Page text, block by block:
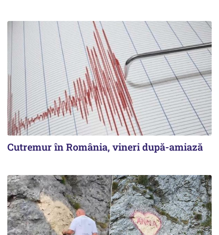
Cutremur în România, vineri după-amiază